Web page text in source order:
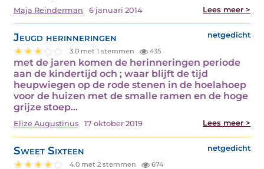
Maja Reinderman 6 januari 2014 Lees meer >
Jeugd herinneringen netgedicht
3.0 met 1 stemmen 435
met de jaren komen de herinneringen periode
aan de kindertijd och ; waar blijft de tijd
heupwiegen op de rode stenen in de hoelahoep
voor de huizen met de smalle ramen en de hoge
grijze stoep…
Elize Augustinus 17 oktober 2019 Lees meer >
Sweet Sixteen netgedicht
4.0 met 2 stemmen 674